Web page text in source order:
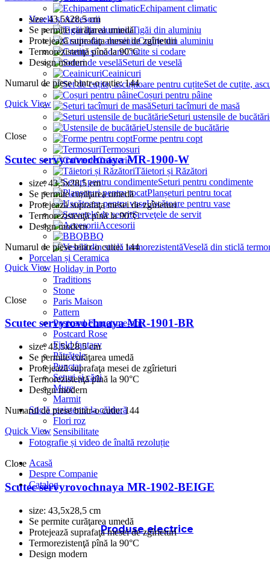
Echipament climatic
Veselă și Accesorii
Tigăi din aluminiu
Cratițe din aluminiu
Cratite si codare
Seturi de veselă
Ceainicuri
Set de cuțite,
Coșuri pentru pâine
Seturi tacîmuri de masă
Seturi ustensile de
Ustensile de bucătărie
Forme pentru copt
Termosuri
Cafeterie
Tăietori și Răzători
Seturi pentru condimente
Planșeturi pentru tocat
Uscătoare pentru vase
Şerveţele de servit
Accesorii
BBQ
Veselă din sticlă
Porcelan și Ceramica
Holiday in Porto
Traditions
Stone
Paris Maison
Pattern
Postcard Forget-me-not
Postcard Rose
Field fantasy
Pătrățele
Punctat
Seturi și căni
Mure
Marmit
Sticlă rezistentă la căldură
Flori roz
Sensibilitate
Fotografie și video de înaltă rezoluție
Acasă
Despre Companie
Catalog
Produse electrice
size: 43,5x28,5 cm
Se permite curăţarea umedă
Protejează suprafaţa mesei de zgîrieturi
Termorezistenţă pînă la 90°C
Design modern
Numarul de piese bintr-o cutie: 144
Quick View
Close
Scutec servyrovochnaya MR-1900-W
size: 43,5x28,5 cm
Se permite curăţarea umedă
Protejează suprafaţa mesei de zgîrieturi
Termorezistenţă pînă la 90°C
Design modern
Numarul de piese bintr-o cutie: 144
Quick View
Close
Scutec servyrovochnaya MR-1901-BR
size: 43,5x28,5 cm
Se permite curăţarea umedă
Protejează suprafaţa mesei de zgîrieturi
Termorezistenţă pînă la 90°C
Design modern
Numarul de piese bintr-o cutie: 144
Quick View
Close
Scutec servyrovochnaya MR-1902-BEIGE
size: 43,5x28,5 cm
Se permite curăţarea umedă
Protejează suprafaţa mesei de zgîrieturi
Termorezistenţă pînă la 90°C
Design modern